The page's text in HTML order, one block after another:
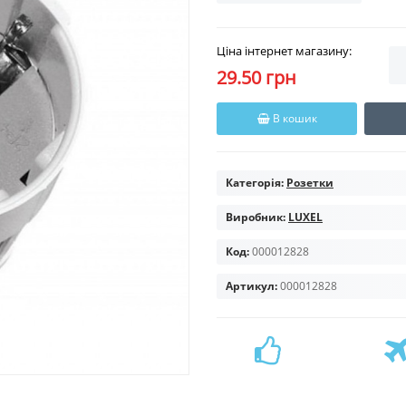
Ціна інтернет магазину:
29.50 грн
В кошик
Категорія: Розетки
Виробник: LUXEL
Код:000012828
Артикул:000012828